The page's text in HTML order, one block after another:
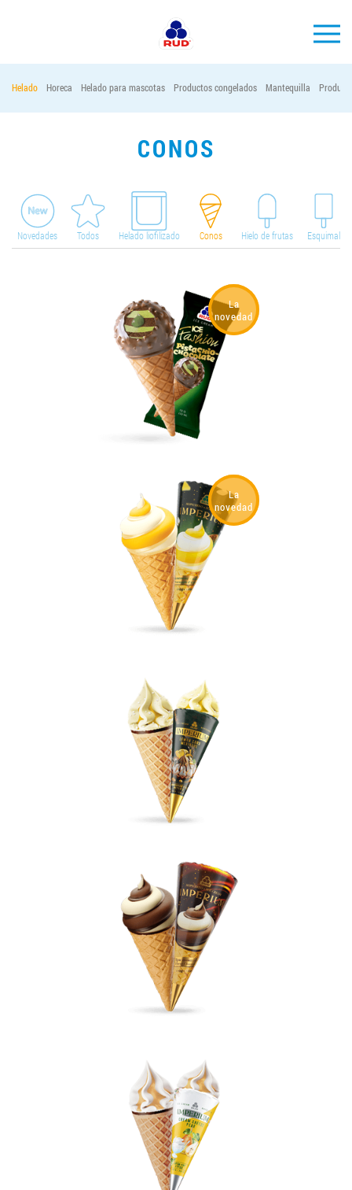
PRODUCCIÓN
Horeca
Contactos
PEDIR PRODUCTOS "RUD":
LLEGAR A SER SOCIO
0412 48 28 17
0412 42 29 23
Helado Horeca Helado para mascotas Productos congelados Mantequilla
CONOS
Novedades Todos Helado liofilizado Conos Hielo de frutas Esquimal
La
novedad
La
novedad